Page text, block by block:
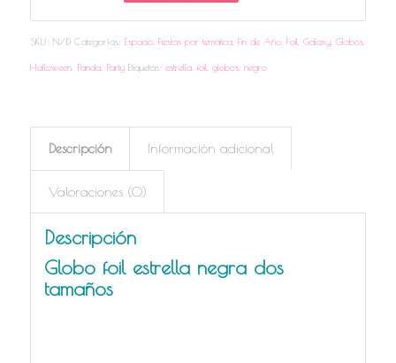
SKU: N/D Categorías: Espacio, Fiestas por temática, Fin de Año, Foil Galaxy, Globos,
Halloween, Panda, Party Etiquetas: estrella, foil globos, negro
Descripción Información adicional
Valoraciones (0)
Descripción
Globo foil estrella negra dos
tamaños